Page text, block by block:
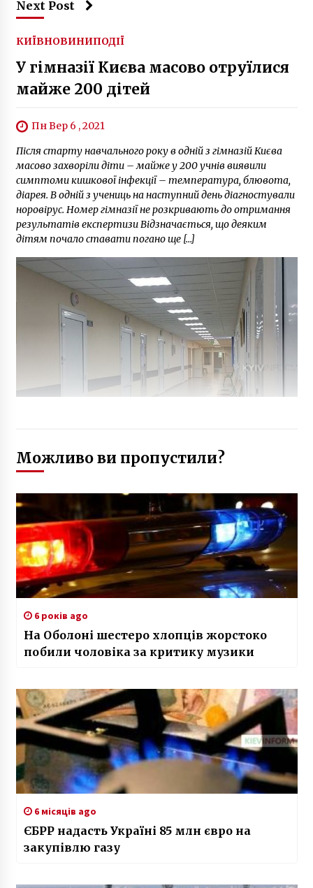
Next Post
КИЇВНОВИНИПОДІЇ
У гімназії Києва масово отруїлися
майже 200 дітей
Пн Вер 6 , 2021
Після старту навчального року в одній з гімназій Києва
масово захворіли діти – майже у 200 учнів виявили
симптоми кишкової інфекції – температура, блювота,
діарея. В одній з учениць на наступний день діагностували
норовірус. Номер гімназії не розкривають до отримання
результатів експертизи Відзначається, що деяким
дітям почало ставати погано ще […]
Можливо ви пропустили?
6 років ago
На Оболоні шестеро хлопців жорстоко
побили чоловіка за критику музики
6 місяців ago
ЄБРР надасть Україні 85 млн євро на
закупівлю газу